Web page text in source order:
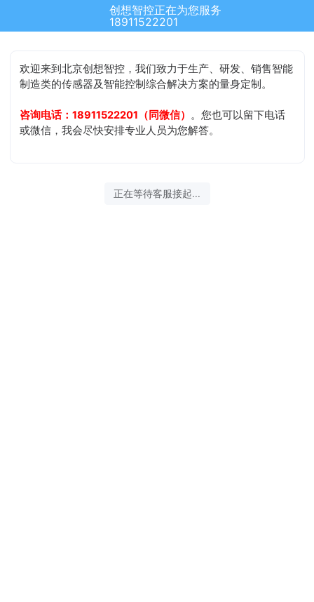
创想智控正在为您服务
18911522201
欢迎来到北京创想智控，我们致力于生产、研发、销售智能
制造类的传感器及智能控制综合解决方案的量身定制。
咨询电话：18911522201（同微信） 。您也可以留下电话
或微信，我会尽快安排专业人员为您解答。
正在等待客服接起...